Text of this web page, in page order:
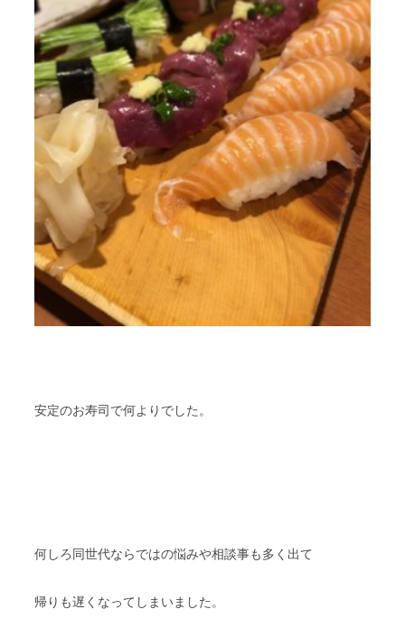
安定のお寿司で何よりでした。
何しろ同世代ならではの悩みや相談事も多く出て
帰りも遅くなってしまいました。